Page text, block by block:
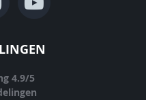
4.9/5